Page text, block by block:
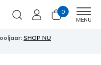
0
MENU
voor leden